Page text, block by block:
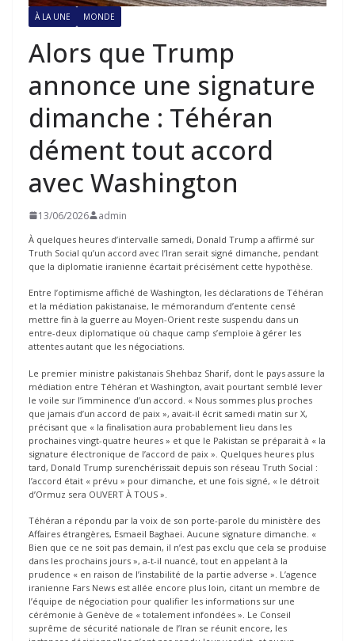
À LA UNE MONDE
Alors que Trump
annonce une signature
dimanche : Téhéran
dément tout accord
avec Washington
13/06/2026 admin
À quelques heures d’intervalle samedi, Donald Trump a affirmé sur
Truth Social qu’un accord avec l’Iran serait signé dimanche, pendant
que la diplomatie iranienne écartait précisément cette hypothèse.
Entre l’optimisme affiché de Washington, les déclarations de Téhéran
et la médiation pakistanaise, le mémorandum d’entente censé
mettre fin à la guerre au Moyen-Orient reste suspendu dans un
entre-deux diplomatique où chaque camp s’emploie à gérer les
attentes autant que les négociations.
Le premier ministre pakistanais Shehbaz Sharif, dont le pays assure la
médiation entre Téhéran et Washington, avait pourtant semblé lever
le voile sur l’imminence d’un accord. « Nous sommes plus proches
que jamais d’un accord de paix », avait-il écrit samedi matin sur X,
précisant que « la finalisation aura probablement lieu dans les
prochaines vingt-quatre heures » et que le Pakistan se préparait à « la
signature électronique de l’accord de paix ». Quelques heures plus
tard, Donald Trump surenchérissait depuis son réseau Truth Social :
l’accord était « prévu » pour dimanche, et une fois signé, « le détroit
d’Ormuz sera OUVERT À TOUS ».
Téhéran a répondu par la voix de son porte-parole du ministère des
Affaires étrangères, Esmaeil Baghaei. Aucune signature dimanche. «
Bien que ce ne soit pas demain, il n’est pas exclu que cela se produise
dans les prochains jours », a-t-il nuancé, tout en appelant à la
prudence « en raison de l’instabilité de la partie adverse ». L’agence
iranienne Fars News est allée encore plus loin, citant un membre de
l’équipe de négociation pour qualifier les informations sur une
cérémonie à Genève de « totalement infondées ». Le Conseil
suprême de sécurité nationale de l’Iran se réunit encore, les